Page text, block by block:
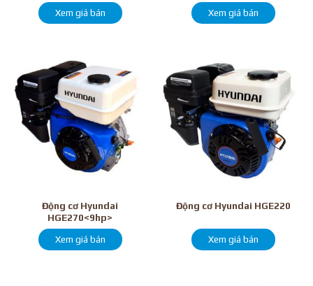
Xem giá bán
Xem giá bán
Động cơ Hyundai
HGE270<9hp>
Xem giá bán
Động cơ Hyundai HGE220
Xem giá bán